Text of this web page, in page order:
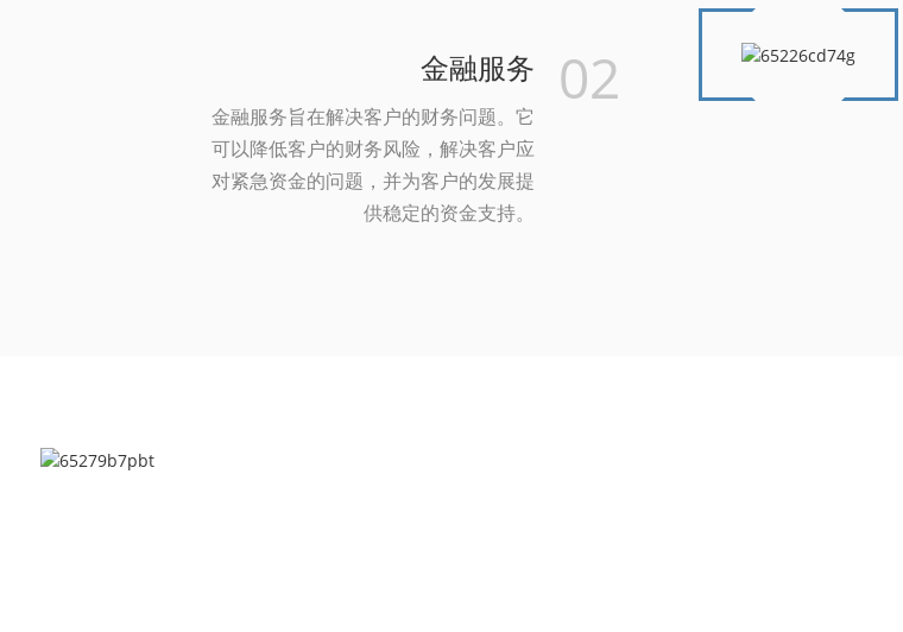
02
金融服务
金融服务旨在解决客户的财务问题。它
可以降低客户的财务风险，解决客户应
对紧急资金的问题，并为客户的发展提
供稳定的资金支持。